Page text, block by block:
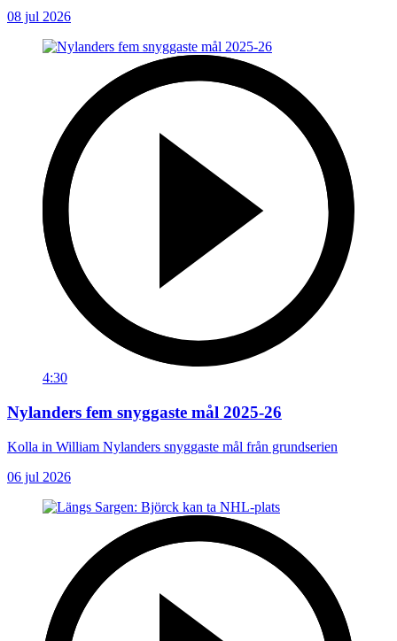
08 jul 2026
4:30
Nylanders fem snyggaste mål 2025-26
Kolla in William Nylanders snyggaste mål från grundserien
06 jul 2026